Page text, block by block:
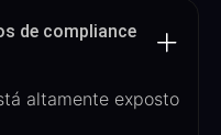
de compliance
altamente exposto